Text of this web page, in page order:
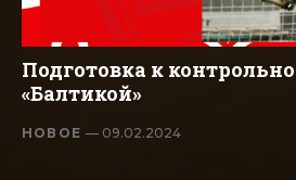
Подготовка к
«Балтикой»
НОВОЕ— 09.02.2024